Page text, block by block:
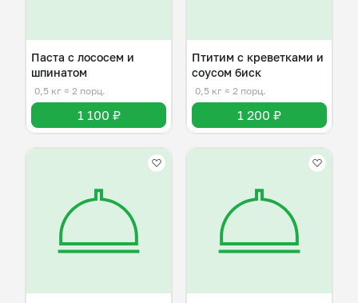
Паста с лососем и
шпинатом
0,5 кг ≈ 2 порц.
1 100 ₽
Птитим с креветками и
соусом биск
0,5 кг ≈ 2 порц.
1 200 ₽